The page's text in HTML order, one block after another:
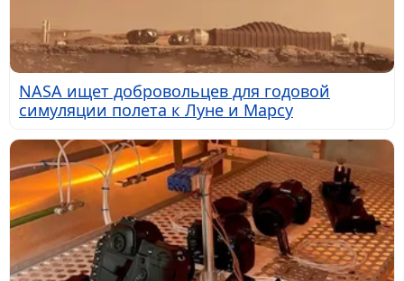
NASA ищет добровольцев для годовой
симуляции полета к Луне и Марсу